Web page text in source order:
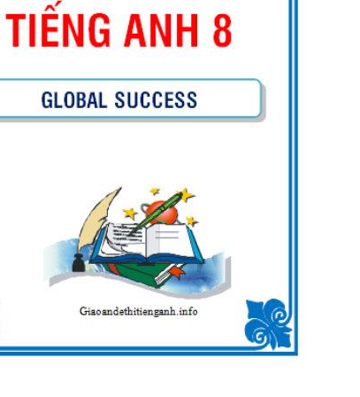
TÀI LIỆU DẠY NÓI SPEAKING -
HỌC KỲ 1
BÀI TẬP LUYỆN NGHE - TIẾNG ANH
9 - GLOBAL SUCCESS - HỌC KỲ 2 -
CÓ SCRIPT + ĐÁP ÁN
BÀI TẬP LUYỆN NGHE TIẾNG ANH 8
- HỌC KỲ 2 - GLOBAL SUCCESS - CÓ